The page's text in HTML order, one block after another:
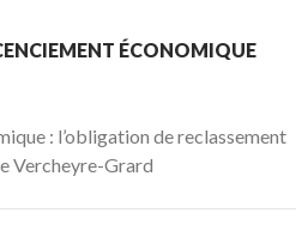
ÉCONOMIQUE
: l’obligation de reclassement
Vercheyre-Grard